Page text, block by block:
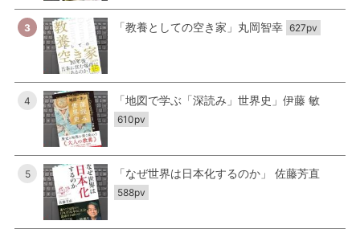
3 「教養としての空き家」丸岡智幸 627pv
4 「地図で学ぶ「深読み」世界史」伊藤 敏
610pv
5 「なぜ世界は日本化するのか」 佐藤芳直
588pv